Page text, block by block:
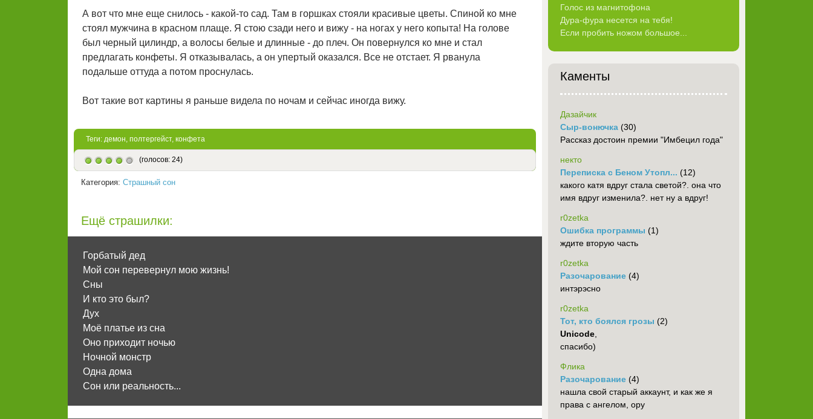
А вот что мне еще снилось - какой-то сад. Там в горшках стояли красивые цветы. Спиной ко мне
стоял мужчина в красном плаще. Я стою сзади него и вижу - на ногах у него копыта! На голове
был черный цилиндр, а волосы белые и длинные - до плеч. Он повернулся ко мне и стал
предлагать конфеты. Я отказывалась, а он упертый оказался. Все не отстает. Я рванула
подальше оттуда а потом проснулась.
Вот такие вот картины я раньше видела по ночам и сейчас иногда вижу.
Теги: демон, полтергейст, конфета
(голосов: 24)
Категория: Страшный сон
Ещё страшилки:
Горбатый дед
Мой сон перевернул мою жизнь!
Сны
И кто это был?
Дух
Моё платье из сна
Оно приходит ночью
Ночной монстр
Одна дома
Сон или реальность...
Голос из магнитофона
Дура-фура несется на тебя!
Если пробить ножом большое...
Каменты
Дазайчик
Сыр-вонючка (30)
Рассказ достоин премии "Имбецил года"
некто
Переписка с Беном Утопл... (12)
какого катя вдруг стала светой?. она что
имя вдруг изменила?. нет ну а вдруг!
r0zetka
Ошибка программы (1)
ждите вторую часть
r0zetka
Разочарование (4)
интэрэсно
r0zetka
Тот, кто боялся грозы (2)
Unicode
спасибо)
Флика
Разочарование (4)
нашла свой старый аккаунт, и как же я
права с ангелом, ору